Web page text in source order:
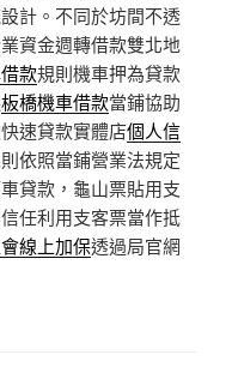
計。不同於坊間不透
資金週轉借款雙北地
款規則機車押為貸款
板橋機車借款當鋪協助
速貸款實體店個人信
依照當鋪營業法規定
貸款，龜山票貼用支
任利用支客票當作抵
線上加保透過局官網